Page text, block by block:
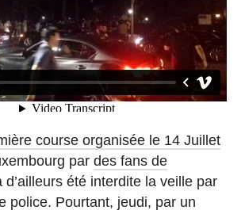
course organisée le 14 Juillet
pardes fans de
d’ailleurs été interdite la veille par
police. Pourtant, jeudi, par un